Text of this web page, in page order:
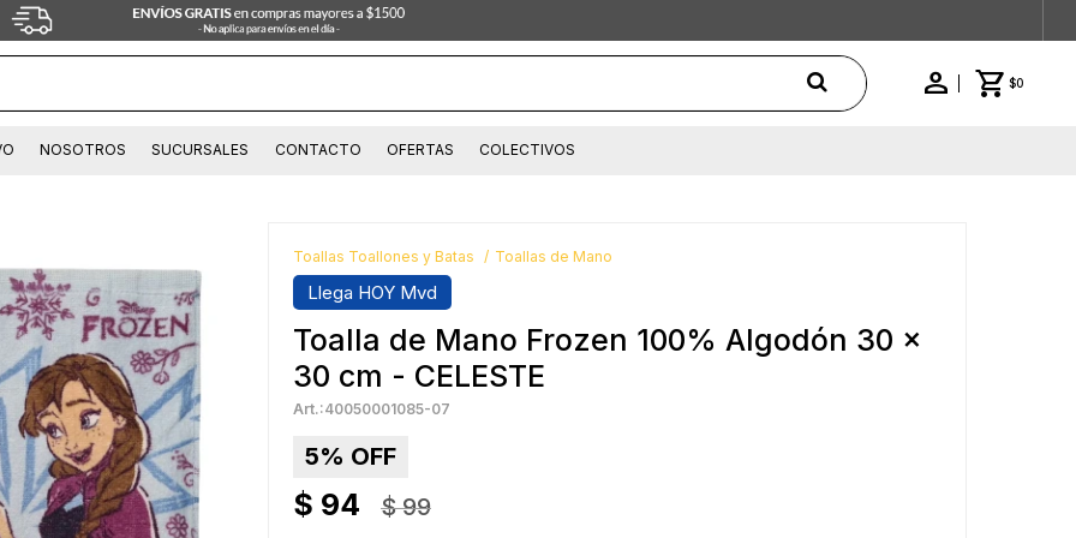
$0
NOSOTROS SUCURSALES CONTACTO OFERTAS COLECTIVOS
Toallas Toallones y Batas Toallas de Mano
Llega HOY Mvd
Toalla de Mano Frozen 100% Algodón 30 x
30 cm - CELESTE
40050001085-07
5
$ 94 $ 99